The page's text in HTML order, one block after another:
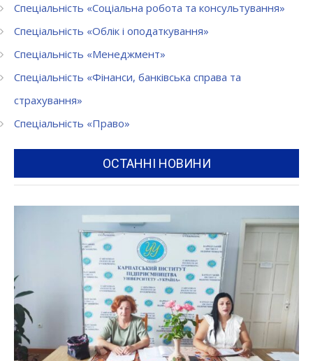
Спеціальність «Соціальна робота та консультування»
Спеціальність «Облік і оподаткування»
Спеціальність «Менеджмент»
Спеціальність «Фінанси, банківська справа та
страхування»
Спеціальність «Право»
ОСТАННІ НОВИНИ